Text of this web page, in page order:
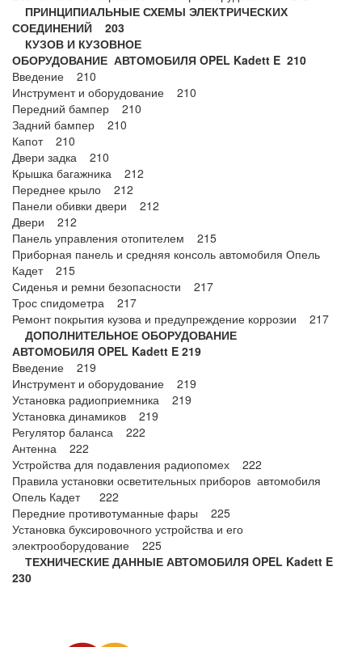
ПРИНЦИПИАЛЬНЫЕ СХЕМЫ ЭЛЕКТРИЧЕСКИХ
СОЕДИНЕНИЙ 203
КУЗОВ И КУЗОВНОЕ
ОБОРУДОВАНИЕ АВТОМОБИЛЯ OPEL Kadett E 210
Введение 210
Инструмент и оборудование 210
Передний бампер 210
Задний бампер 210
Капот 210
Двери задка 210
Крышка багажника 212
Переднее крыло 212
Панели обивки двери 212
Двери 212
Панель управления отопителем 215
Приборная панель и средняя консоль автомобиля Опель
Кадет 215
Сиденья и ремни безопасности 217
Трос спидометра 217
Ремонт покрытия кузова и предупреждение коррозии 217
ДОПОЛНИТЕЛЬНОЕ ОБОРУДОВАНИЕ
АВТОМОБИЛЯ OPEL Kadett E 219
Введение 219
Инструмент и оборудование 219
Установка радиоприемника 219
Установка динамиков 219
Регулятор баланса 222
Антенна 222
Устройства для подавления радиопомех 222
Правила установки осветительных приборов автомобиля
Опель Кадет 222
Передние противотуманные фары 225
Установка буксировочного устройства и его
электрооборудование 225
ТЕХНИЧЕСКИЕ ДАННЫЕ АВТОМОБИЛЯ OPEL Kadett E
230